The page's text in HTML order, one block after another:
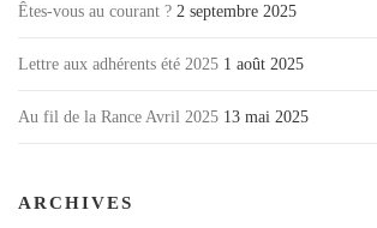
Êtes-vous au courant ? 2 septembre 2025
Lettre aux adhérents été 2025 1 août 2025
Au fil de la Rance Avril 2025 13 mai 2025
ARCHIVES